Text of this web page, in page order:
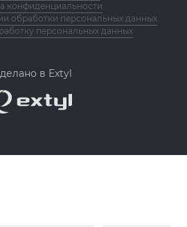
конфиденциальности
обработки персональных данных
персональных данных
в Extyl